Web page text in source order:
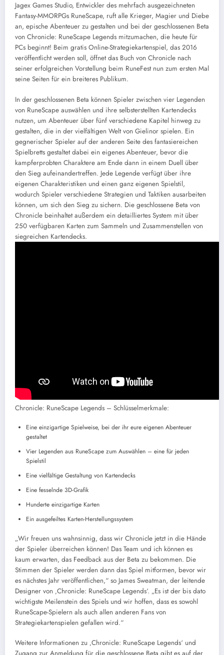
Jagex Games Studio, Entwickler des mehrfach ausgezeichneten
Fantasy-MMORPGs RuneScape, ruft alle Krieger, Magier und Diebe
an, epische Abenteuer zu gestalten und bei der geschlossenen Beta
von Chronicle: RuneScape Legends mitzumachen, die heute für
PCs beginnt! Beim gratis Online-Strategiekartenspiel, das 2016
veröffentlicht werden soll, öffnet das Buch von Chronicle nach
seiner erfolgreichen Vorstellung beim RuneFest nun zum ersten Mal
seine Seiten für ein breiteres Publikum.
In der geschlossenen Beta können Spieler zwischen vier Legenden
von RuneScape auswählen und ihre selbsterstellten Kartendecks
nutzen, um Abenteuer über fünf verschiedene Kapitel hinweg zu
gestalten, die in der vielfältigen Welt von Gielinor spielen. Ein
gegnerischer Spieler auf der anderen Seite des fantasiereichen
Spielbretts gestaltet dabei ein eigenes Abenteuer, bevor die
kampferprobten Charaktere am Ende dann in einem Duell über
den Sieg aufeinandertreffen. Jede Legende verfügt über ihre
eigenen Charakteristiken und einen ganz eigenen Spielstil,
wodurch Spieler verschiedene Strategien und Taktiken ausarbeiten
können, um sich den Sieg zu sichern. Die geschlossene Beta von
Chronicle beinhaltet außerdem ein detailliertes System mit über
250 verfügbaren Karten zum Sammeln und Zusammenstellen von
siegreichen Kartendecks.
Chronicle: RuneScape Legends – Schlüsselmerkmale:
Eine einzigartige Spielweise, bei der ihr eure eigenen Abenteuer
gestaltet
Vier Legenden aus RuneScape zum Auswählen – eine für jeden
Spielstil
Eine vielfältige Gestaltung von Kartendecks
Eine fesselnde 3D-Grafik
Hunderte einzigartige Karten
Ein ausgefeiltes Karten-Herstellungssystem
„Wir freuen uns wahnsinnig, dass wir Chronicle jetzt in die Hände
der Spieler überreichen können! Das Team und ich können es
kaum erwarten, das Feedback aus der Beta zu bekommen. Die
Stimmen der Spieler werden dann das Spiel mitformen, bevor wir
es nächstes Jahr veröffentlichen,“ so James Sweatman, der leitende
Designer von ‚Chronicle: RuneScape Legends‘. „Es ist der bis dato
wichtigste Meilenstein des Spiels und wir hoffen, dass es sowohl
RuneScape-Spielern als auch allen anderen Fans von
Strategiekartenspielen gefallen wird.“
Weitere Informationen zu ‚Chronicle: RuneScape Legends‘ und